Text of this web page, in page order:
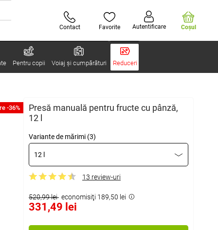
Contact Favorite Autentificare Coşul
Pentru copii Voiaj și cumpărături Reduceri
-36%
Presă manuală pentru fructe cu pânză,
12 l
Variante de mărimi (3)
12 l
13 review-uri
520,99 lei economisiţi 189,50 lei
331,49 lei